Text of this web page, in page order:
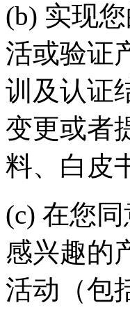
(b) 实现您
活或验证
训及认证
变更或者
料、白
(c) 在您同
感兴趣的
活动（包